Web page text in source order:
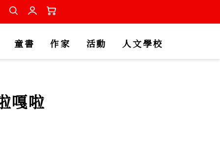
童書 作家 活動 人文學校
嘎啦